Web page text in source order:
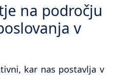
na področju
v
kar nas postavlja v